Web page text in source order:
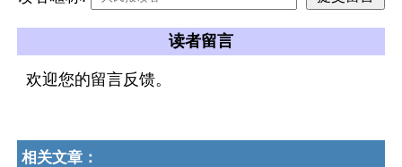
读者留言
欢迎您的留言反馈。
相关文章：